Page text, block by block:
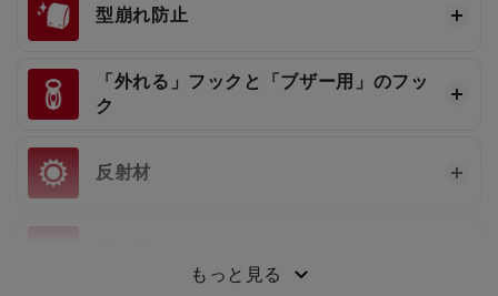
型崩れ防止
「外れる」フックと「ブザー用」のフッ
ク
反射材
もっと見る